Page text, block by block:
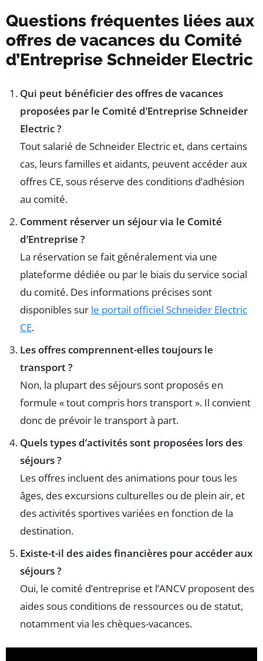
Questions fréquentes liées aux
offres de vacances du Comité
d’Entreprise Schneider Electric
Qui peut bénéficier des offres de vacances
proposées par le Comité d’Entreprise Schneider
Electric ?
Tout salarié de Schneider Electric et, dans certains
cas, leurs familles et aidants, peuvent accéder aux
offres CE, sous réserve des conditions d’adhésion
au comité.
Comment réserver un séjour via le Comité
d’Entreprise ?
La réservation se fait généralement via une
plateforme dédiée ou par le biais du service social
du comité. Des informations précises sont
disponibles sur le portail officiel Schneider Electric
CE.
Les offres comprennent-elles toujours le
transport ?
Non, la plupart des séjours sont proposés en
formule « tout compris hors transport ». Il convient
donc de prévoir le transport à part.
Quels types d’activités sont proposées lors des
séjours ?
Les offres incluent des animations pour tous les
âges, des excursions culturelles ou de plein air, et
des activités sportives variées en fonction de la
destination.
Existe-t-il des aides financières pour accéder aux
séjours ?
Oui, le comité d’entreprise et l’ANCV proposent des
aides sous conditions de ressources ou de statut,
notamment via les chèques-vacances.